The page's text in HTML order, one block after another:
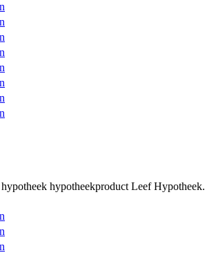
hypotheekproduct Leef Hypotheek.